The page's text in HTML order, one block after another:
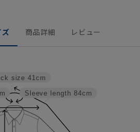
ズ 商品詳細 レビュー
Sleeve length 84cm
size 41cm